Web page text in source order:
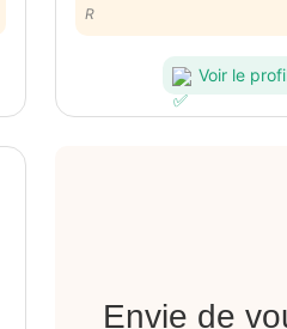
parfait!
R
Voir le
Envie de